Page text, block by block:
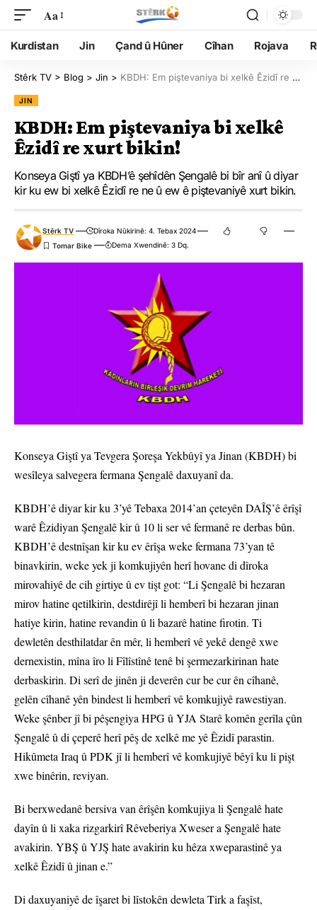
Aa
Kurdistan Jin Çand û Hûner Cîhan Rojava
Stêrk TV > Blog > Jin > KBDH: Em piştevaniya bi xelkê Êzidî re xurt bikin!
JIN
KBDH: Em piştevaniya bi xelkê
Êzidî re xurt bikin!
Konseya Giştî ya KBDH’ê şehîdên Şengalê bi bîr anî û diyar
kir ku ew bi xelkê Êzidî re ne û ew ê piştevaniyê xurt bikin.
Stêrk TV
Dîroka Nûkirinê: 4. Tebax 2024
Dema Xwendinê: 3 Dq.
Konseya Giştî ya Tevgera Şoreşa Yekbûyî ya Jinan (KBDH) bi
wesîleya salvegera fermana Şengalê daxuyanî da.
KBDH’ê diyar kir ku 3’yê Tebaxa 2014’an çeteyên DAÎŞ’ê êrîşî
warê Êzidiyan Şengalê kir û 10 li ser vê fermanê re derbas bûn.
KBDH’ê destnîşan kir ku ev êrîşa weke fermana 73’yan tê
binavkirin, weke yek ji komkujiyên herî hovane di dîroka
mirovahiyê de cih girtiye û ev tişt got: “Li Şengalê bi hezaran
mirov hatine qetilkirin, destdirêjî li hemberî bi hezaran jinan
hatiye kirin, hatine revandin û li bazarê hatine firotin. Ti
dewletên desthilatdar ên mêr, li hemberî vê yekê dengê xwe
dernexistin, mîna îro li Fîlîstînê tenê bi şermezarkirinan hate
derbaskirin. Di serî de jinên ji deverên cur be cur ên cîhanê,
gelên cîhanê yên bindest li hemberî vê komkujiyê rawestiyan.
Weke şênber jî bi pêşengiya HPG û YJA Starê komên gerîla çûn
Şengalê û di çeperê herî pêş de xelkê me yê Êzidî parastin.
Hikûmeta Iraq û PDK jî li hemberî vê komkujiyê bêyî ku li pişt
xwe binêrin, reviyan.
Bi berxwedanê bersiva van êrîşên komkujiya li Şengalê hate
dayîn û li xaka rizgarkirî Rêveberiya Xweser a Şengalê hate
avakirin. YBŞ û YJŞ hate avakirin ku hêza xweparastinê ya
xelkê Êzidî û jinan e.”
Di daxuyaniyê de îşaret bi lîstokên dewleta Tirk a faşîst,